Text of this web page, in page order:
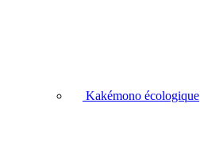
Kakémono écologique